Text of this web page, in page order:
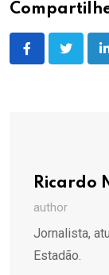
Ricardo
author
Jornalista,
Estadão.